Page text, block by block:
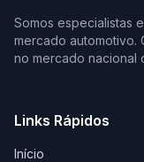
Somos especialistas
mercado automotivo.
no mercado nacional
Links Rápidos
Início